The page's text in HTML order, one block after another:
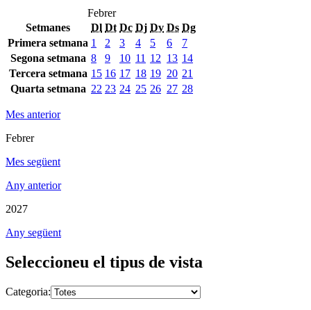
Febrer
Setmanes
Dl Dt Dc Dj Dv Ds Dg
Primera setmana 1 2 3 4 5 6
7
Segona setmana 8 9 10 11 12 13 14
Tercera setmana 15 16 17 18 19 20 21
Quarta setmana 22 23 24 25 26 27 28
Mes anterior
Febrer
Mes següent
Any anterior
2027
Any següent
Seleccioneu el tipus de vista
Categoria: